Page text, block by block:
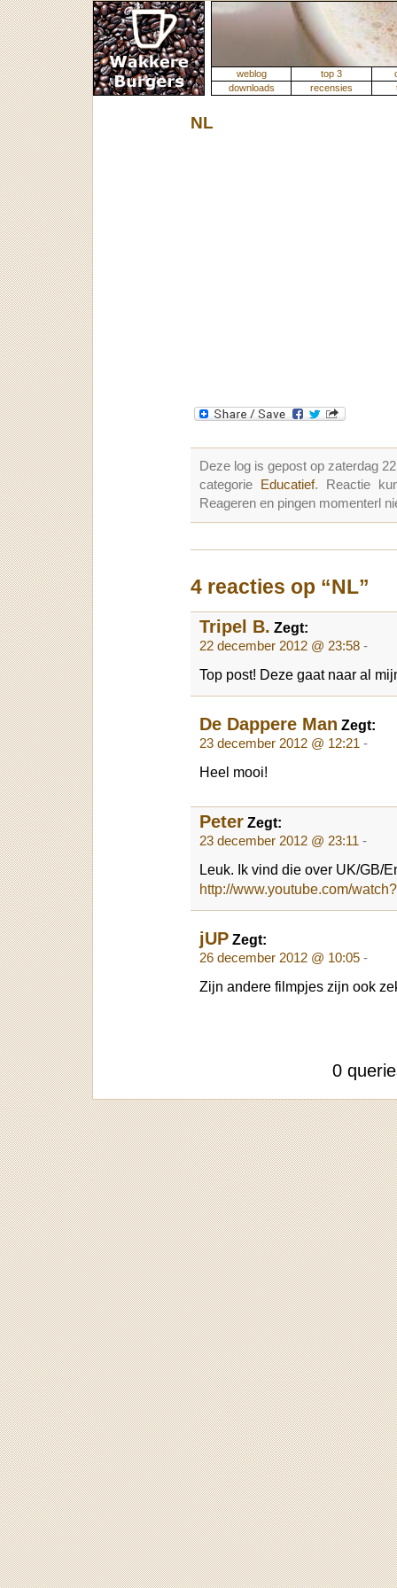
weblog top 3
downloads
recensies
NL
Deze log is gepost op zaterdag
categorie
Educatief. Reactie
Reageren en pingen momenterl
4 reacties op “NL”
Tripel B. Zegt:
22 december 2012 @ 23:58 -
Top post! Deze gaat naar al
De Dappere Man Zegt:
23 december 2012 @ 12:21 -
Heel mooi!
Peter Zegt:
23 december 2012 @ 23:11 -
Leuk. Ik vind die over UK/GB/
http://www.youtube.com/
jUP Zegt:
26 december 2012 @ 10:05 -
Zijn andere filmpjes zijn ook
0